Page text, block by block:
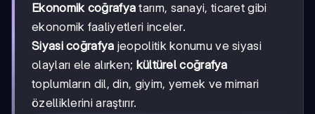
Ekonomik coğrafya tarım, sanayi, ticaret gibi
ekonomik faaliyetleri inceler.
Siyasi coğrafya jeopolitik konumu ve siyasi
olayları ele alırken; kültürel coğrafya
toplumların dil, din, giyim, yemek ve mimari
özelliklerini araştırır.